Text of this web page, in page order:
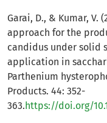
Garai, D., & Kumar, V.
approach for the
candidus under solid
application in
Parthenium
Products. 44: 352-
363.https://doi.org/